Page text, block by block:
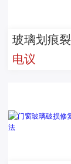
玻璃划痕裂
痕修复方法
电议